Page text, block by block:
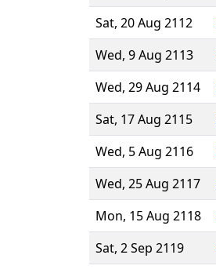
Sat, 20 Aug 2112
Wed, 9 Aug 2113
Wed, 29 Aug 2114
Sat, 17 Aug 2115
Wed, 5 Aug 2116
Wed, 25 Aug 2117
Mon, 15 Aug 2118
Sat, 2 Sep 2119